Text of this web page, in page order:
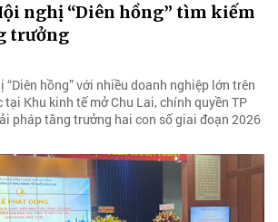
nghị “Diên hồng” tìm kiếm
trưởng
hồng” với nhiều doanh nghiệp lớn trên
Khu kinh tế mở Chu Lai, chính quyền TP
pháp tăng trưởng hai con số giai đoạn 2026